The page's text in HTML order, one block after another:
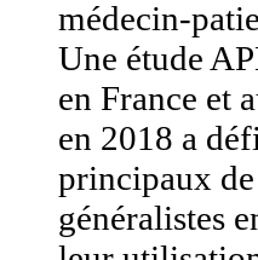
médecin-
Une étude
en France et
en 2018 a
principaux
généralistes